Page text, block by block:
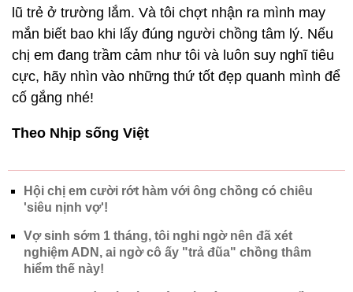
lũ trẻ ở trường lắm. Và tôi chợt nhận ra mình may
mắn biết bao khi lấy đúng người chồng tâm lý. Nếu
chị em đang trầm cảm như tôi và luôn suy nghĩ tiêu
cực, hãy nhìn vào những thứ tốt đẹp quanh mình để
cố gắng nhé!
Theo Nhịp sống Việt
Hội chị em cười rớt hàm với ông chồng có chiêu
'siêu nịnh vợ'!
Vợ sinh sớm 1 tháng, tôi nghi ngờ nên đã xét
nghiệm ADN, ai ngờ cô ấy "trả đũa" chồng thâm
hiểm thế này!